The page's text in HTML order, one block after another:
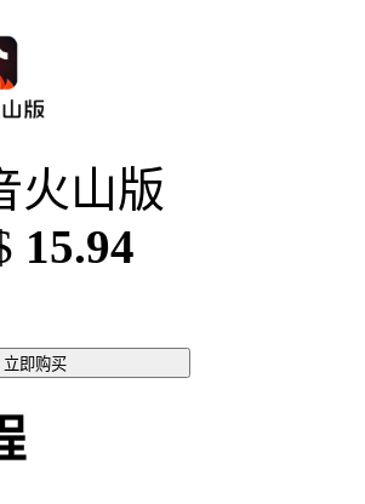
火山版
15.94
立即购买